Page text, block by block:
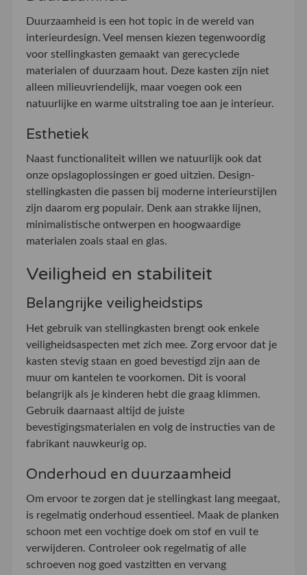
Duurzaamheid is een hot topic in de wereld van
interieurdesign. Veel mensen kiezen tegenwoordig
voor stellingkasten gemaakt van gerecyclede
materialen of duurzaam hout. Deze kasten zijn niet
alleen milieuvriendelijk, maar voegen ook een
natuurlijke en warme uitstraling toe aan je interieur.
Esthetiek
Naast functionaliteit willen we natuurlijk ook dat
onze opslagoplossingen er goed uitzien. Design-
stellingkasten die passen bij moderne interieurstijlen
zijn daarom erg populair. Denk aan strakke lijnen,
minimalistische ontwerpen en hoogwaardige
materialen zoals staal en glas.
Veiligheid en stabiliteit
Belangrijke veiligheidstips
Het gebruik van stellingkasten brengt ook enkele
veiligheidsaspecten met zich mee. Zorg ervoor dat je
kasten stevig staan en goed bevestigd zijn aan de
muur om kantelen te voorkomen. Dit is vooral
belangrijk als je kinderen hebt die graag klimmen.
Gebruik daarnaast altijd de juiste
bevestigingsmaterialen en volg de instructies van de
fabrikant nauwkeurig op.
Onderhoud en duurzaamheid
Om ervoor te zorgen dat je stellingkast lang meegaat,
is regelmatig onderhoud essentieel. Maak de planken
schoon met een vochtige doek om stof en vuil te
verwijderen. Controleer ook regelmatig of alle
schroeven nog goed vastzitten en vervang